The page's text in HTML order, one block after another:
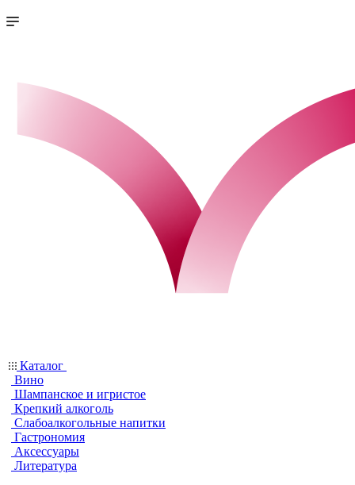
Каталог
Вино
Шампанское и игристое
Крепкий алкоголь
Слабоалкогольные напитки
Гастрономия
Аксессуары
Литература